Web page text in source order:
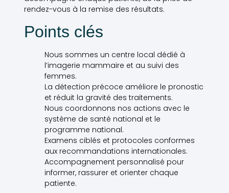
rendez-vous à la remise des résultats.
Points clés
Nous sommes un centre local dédié à
l’imagerie mammaire et au suivi des
femmes.
La détection précoce améliore le pronostic
et réduit la gravité des traitements.
Nous coordonnons nos actions avec le
système de santé national et le
programme national.
Examens ciblés et protocoles conformes
aux recommandations internationales.
Accompagnement personnalisé pour
informer, rassurer et orienter chaque
patiente.